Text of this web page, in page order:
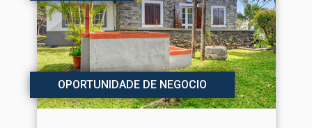
OPORTUNIDADE DE NEGOCIO